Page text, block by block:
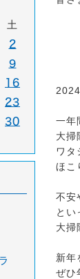
一年
大掃
ワタ
ほこ
不安
とい
大掃
新年
ぜひ
土
2
9
16
23
30